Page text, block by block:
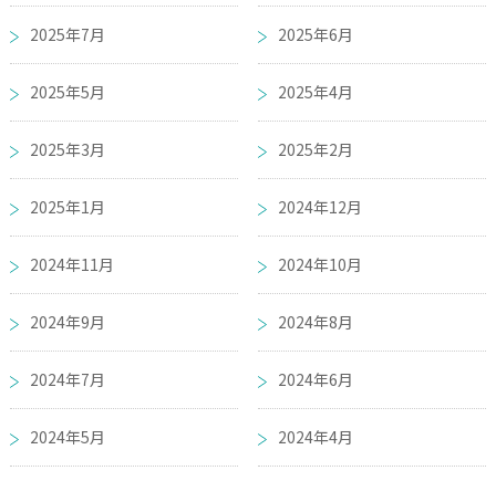
2025年7月 2025年6月
2025年5月 2025年4月
2025年3月 2025年2月
2025年1月 2024年12月
2024年11月 2024年10月
2024年9月 2024年8月
2024年7月 2024年6月
2024年5月 2024年4月